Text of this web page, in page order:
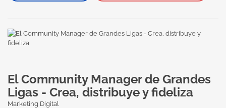
El Community Manager de Grandes
Ligas - Crea, distribuye y fideliza
Marketing Digital